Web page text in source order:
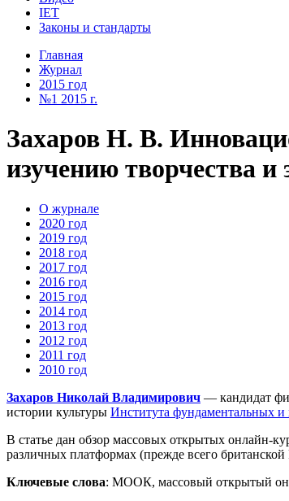
IET
Законы и стандарты
Главная
Журнал
2015 год
№1 2015 г.
Захаров Н. В.
изучению творчества и
О журнале
2020 год
2019 год
2018 год
2017 год
2016 год
2015 год
2014 год
2013 год
2012 год
2011 год
2010 год
Захаров Николай Владимирович — кандидат
истории культуры Института фундаментальных
В статье дан обзор массовых открытых онлайн-
различных платформах (прежде всего британской
Ключевые слова: МООК, массовый открытый